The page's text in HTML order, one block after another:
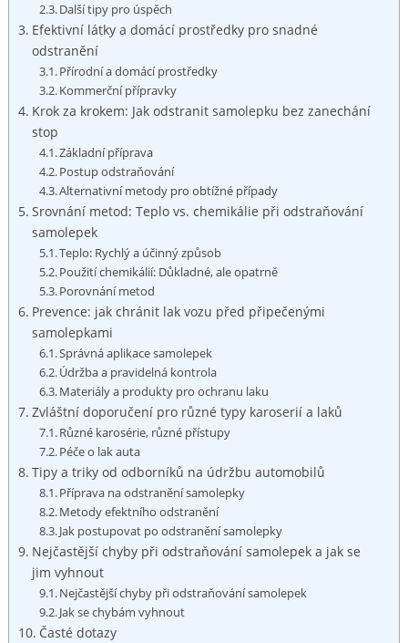
Další tipy pro ‌úspěch
Efektivní látky​ a ⁣domácí prostředky⁢ pro snadné
⁣odstranění
Přírodní ⁣a domácí‌ prostředky
Kommerční ⁤přípravky
Krok za krokem: Jak odstranit samolepku bez zanechání​
stop
Základní příprava
Postup odstraňování
Alternativní metody pro obtížné případy
Srovnání metod: Teplo vs. chemikálie při odstraňování
samolepek
Teplo: Rychlý a​ účinný ‌způsob
Použití chemikálií: ‍Důkladné, ale opatrně
Porovnání metod
Prevence: jak chránit⁣ lak vozu​ před ⁤připečenými
samolepkami
Správná aplikace samolepek
Údržba a pravidelná kontrola
Materiály ⁣a produkty pro ochranu laku
Zvláštní‌ doporučení pro různé typy ​karoserií ​a laků
Různé karosérie, ‌různé přístupy
Péče o‌ lak auta
Tipy a ⁤triky⁤ od ‍odborníků na ⁢údržbu⁤ automobilů
Příprava na odstranění samolepky
Metody efektního odstranění
Jak postupovat po odstranění samolepky
Nejčastější chyby‍ při odstraňování samolepek a jak se
jim vyhnout
Nejčastější chyby při ‍odstraňování samolepek
Jak ‌se‍ chybám⁣ vyhnout
Časté dotazy